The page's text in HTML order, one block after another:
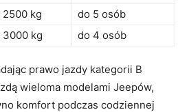
2500 kg
do 5‌ osób
3000 kg do 4 osób
prawo ⁣jazdy kategorii⁤ B
wieloma modelami Jeepów,
komfort ⁢podczas ‍codziennej